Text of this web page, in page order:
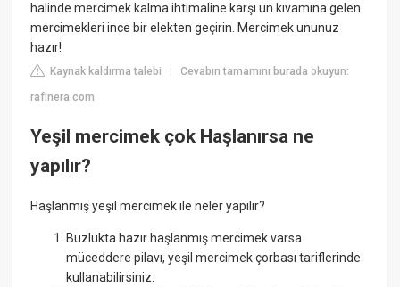
halinde mercimek kalma ihtimaline karşı un kıvamına gelen
mercimekleri ince bir elekten geçirin. Mercimek ununuz
hazır!
Kaynak kaldırma talebi |Cevabın tamamını burada okuyun:
rafinera.com
Yeşil mercimek çok Haşlanırsa ne
yapılır?
Haşlanmış yeşil mercimek ile neler yapılır?
Buzlukta hazır haşlanmış mercimek varsa
müceddere pilavı, yeşil mercimek çorbası tariflerinde
kullanabilirsiniz.